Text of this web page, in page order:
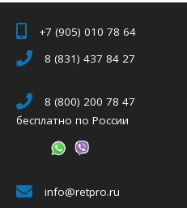
+7 (905) 010 78 64
8 (831) 437 84 27
8 (800) 200 78 47
бесплатно по России
info@retpro.ru